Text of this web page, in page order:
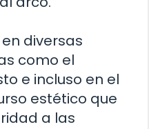
diversas
como el
e incluso en el
estético que
a las